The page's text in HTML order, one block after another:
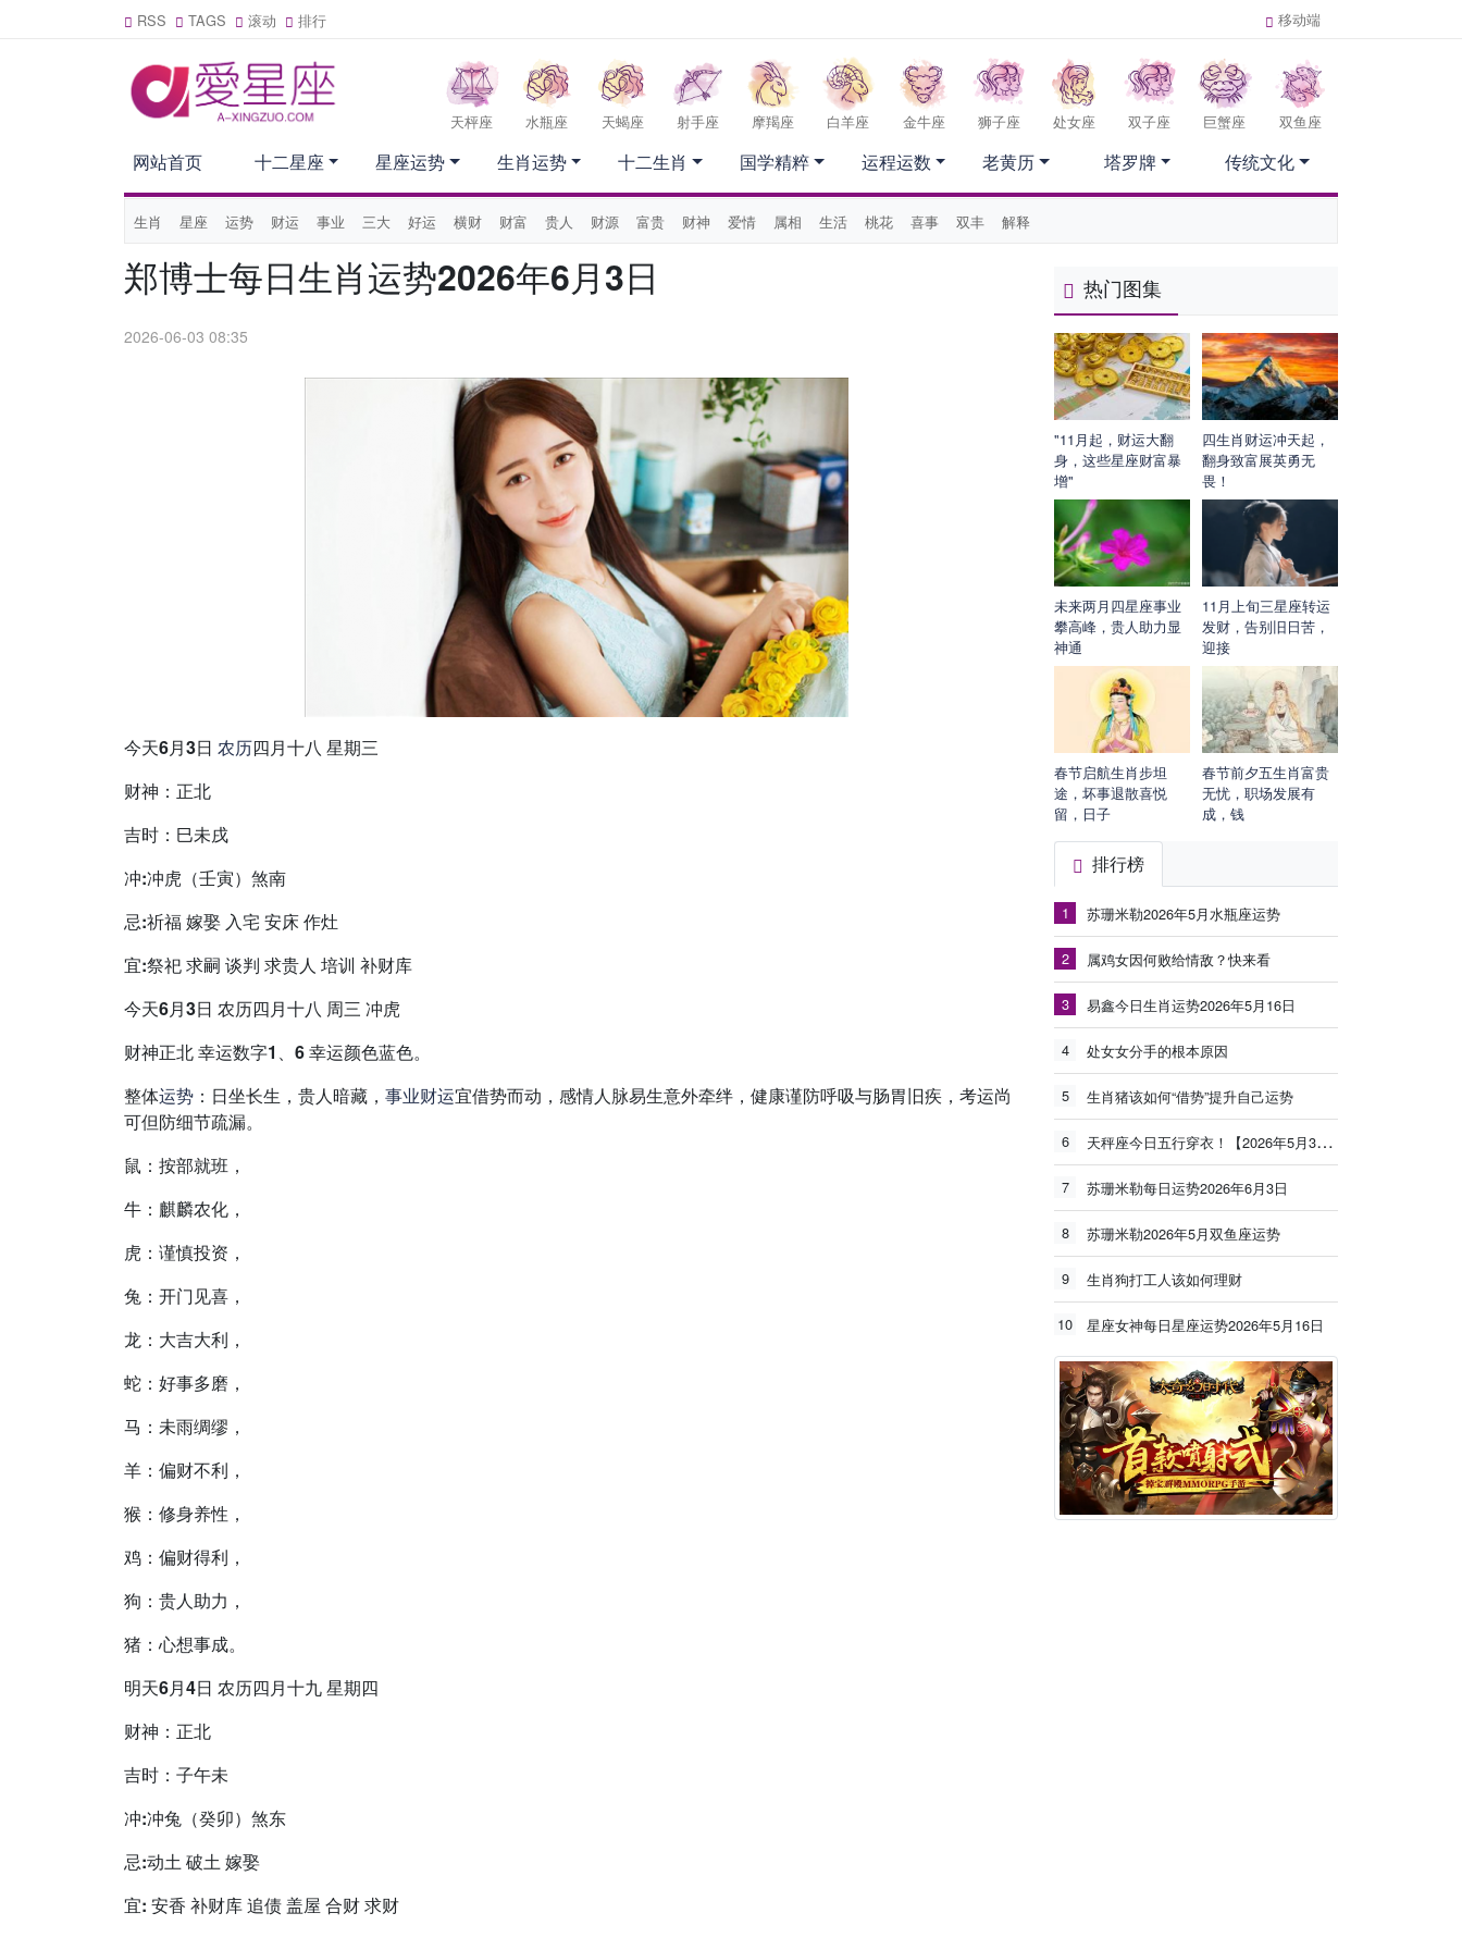
RSS TAGS 滚动 排行 移动端
天枰座 水瓶座 天蝎座 射手座 摩羯座 白羊座 金牛座 狮子座 处女座 双子座 巨蟹座 双鱼座
网站首页
生肖 星座 运势 财运 事业 三大 好运 横财 财富 贵人 财源 富贵 财神 爱情 属相 生活 桃花 喜事 双丰 解释
十二星座 星座运势 生肖运势 十二生肖 国学精粹 运程运数 老黄历 塔罗牌 传统文化
郑博士每日生肖运势2026年6月3日
2026-06-03 08:35
今天6月3日 农历四月十八 星期三
财神：正北
吉时：巳未戌
冲:冲虎（壬寅）煞南
忌:祈福 嫁娶 入宅 安床 作灶
宜:祭祀 求嗣 谈判 求贵人 培训 补财库
今天6月3日 农历四月十八 周三 冲虎
财神正北 幸运数字1、6 幸运颜色蓝色。
整体运势 ：日坐长生，贵人暗藏， 事业财运宜借势而动，感情人脉易生意外牵绊，健康谨防呼吸与肠胃旧疾，考运尚
可但防细节疏漏。
鼠：按部就班，
牛：麒麟农化，
虎：谨慎投资，
兔：开门见喜，
龙：大吉大利，
蛇：好事多磨，
马：未雨绸缪，
羊：偏财不利，
猴：修身养性，
鸡：偏财得利，
狗：贵人助力，
猪：心想事成。
明天6月4日 农历四月十九 星期四
财神：正北
吉时：子午未
冲:冲兔（癸卯）煞东
忌:动土 破土 嫁娶
宜: 安香 补财库 追债 盖屋 合财 求财
热门图集
"11月起，财运大翻
身，这些星座财富暴
增"
四生肖财运冲天起，
翻身致富展英勇无
畏！
未来两月四星座事业
攀高峰，贵人助力显
神通
11月上旬三星座转运
发财，告别旧日苦，
迎接
春节启航生肖步坦
途，坏事退散喜悦
留，日子
春节前夕五生肖富贵
无忧，职场发展有
成，钱
排行榜
1 苏珊米勒2026年5月水瓶座运势
2 属鸡女因何败给情敌？快来看
3 易鑫今日生肖运势2026年5月16日
4 处女女分手的根本原因
5 生肖猪该如何“借势”提升自己运势
6 天秤座今日五行穿衣！【2026年5月30日】
7 苏珊米勒每日运势2026年6月3日
8 苏珊米勒2026年5月双鱼座运势
9 生肖狗打工人该如何理财
10 星座女神每日星座运势2026年5月16日